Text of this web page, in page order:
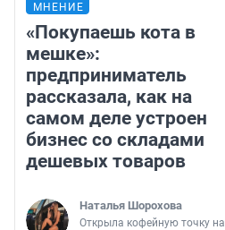
МНЕНИЕ
«Покупаешь кота в
мешке»:
предприниматель
рассказала, как на
самом деле устроен
бизнес со складами
дешевых товаров
Наталья Шорохова
Открыла кофейную точку на